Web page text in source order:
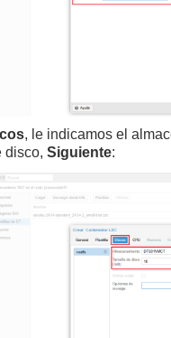
, le indicamos el
disco,Siguiente: